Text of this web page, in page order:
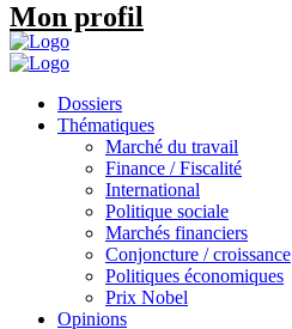
Mon profil
Dossiers
Thématiques
Marché du travail
Finance / Fiscalité
International
Politique sociale
Marchés financiers
Conjoncture / croissance
Politiques économiques
Prix Nobel
Opinions